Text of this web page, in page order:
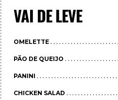
VAI DE LEVE
OMELETTE . . . . . . . . . . . . . . . . . . . . . .
PÃO DE QUEIJO . . . . . . . . . . . . . . . . .
PANINI . . . . . . . . . . . . . . . . . . . . . . . . . . .
CHICKEN SALAD . . . . . . . . . . . . . . . . .